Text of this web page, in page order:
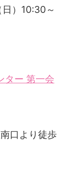
）10:30～
ター 第一会
⼝より徒歩